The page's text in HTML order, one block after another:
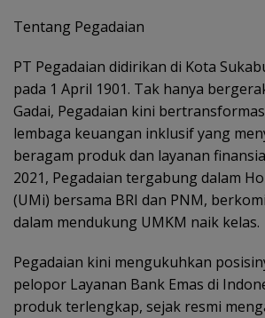
Tentang Pegadaian
PT Pegadaian didirikan di Kota
pada 1 April 1901. Tak hanya
Gadai, Pegadaian kini
lembaga keuangan inklusif yang
beragam produk dan layanan
2021, Pegadaian tergabung dalam
(UMi) bersama BRI dan PNM,
dalam mendukung UMKM naik kelas.
Pegadaian kini mengukuhkan
pelopor Layanan Bank Emas di
produk terlengkap, sejak resmi